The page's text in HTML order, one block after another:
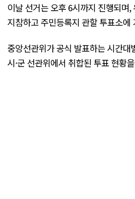
이날 선거는 오후 6시까지 진행되며
지참하고 주민등록지 관할 투표소에
중앙선관위가 공식 발표하는 시간대
시·군 선관위에서 취합된 투표 현황